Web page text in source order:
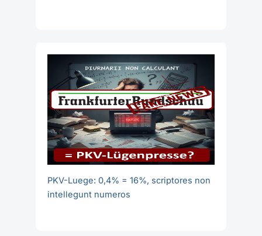
PKV-Luege: 0,4% = 16%, scriptores non
intellegunt numeros